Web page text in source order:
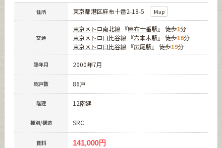
住所 東京都港区麻布十番2-18-5 Map
交通
東京メトロ南北線『麻布十番駅』 徒歩1分
東京メトロ日比谷線『六本木駅』 徒歩16分
東京メトロ日比谷線『広尾駅』 徒歩19分
築年月 2000年7月
総戸数 86戸
階建 12階建
種別/構造 SRC
賃料 141,000円